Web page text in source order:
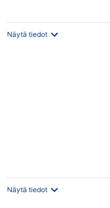
Näytä tiedot
Näytä tiedot